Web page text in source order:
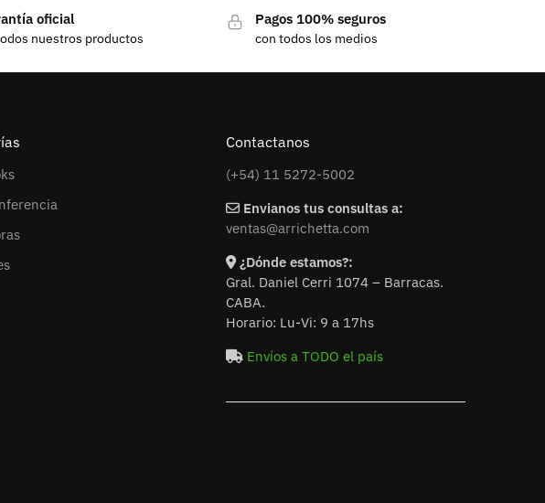
oficial
nuestros productos
Pagos 100% seguros
con todos los medios
Contactanos
(+54) 11 5272-5002
Envianos tus consultas a:
ventas@arrichetta.com
¿Dónde estamos?:
Gral. Daniel Cerri 1074 – Barracas.
CABA.
Horario: Lu-Vi: 9 a 17hs
Envíos a TODO el país